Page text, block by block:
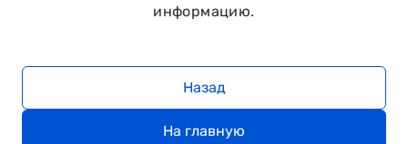
информацию.
Назад
На главную